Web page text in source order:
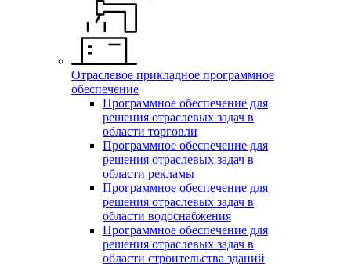
Отраслевое прикладное программное
обеспечение
Программное обеспечение для
решения отраслевых задач в
области торговли
Программное обеспечение для
решения отраслевых задач в
области рекламы
Программное обеспечение для
решения отраслевых задач в
области водоснабжения
Программное обеспечение для
решения отраслевых задач в
области строительства зданий